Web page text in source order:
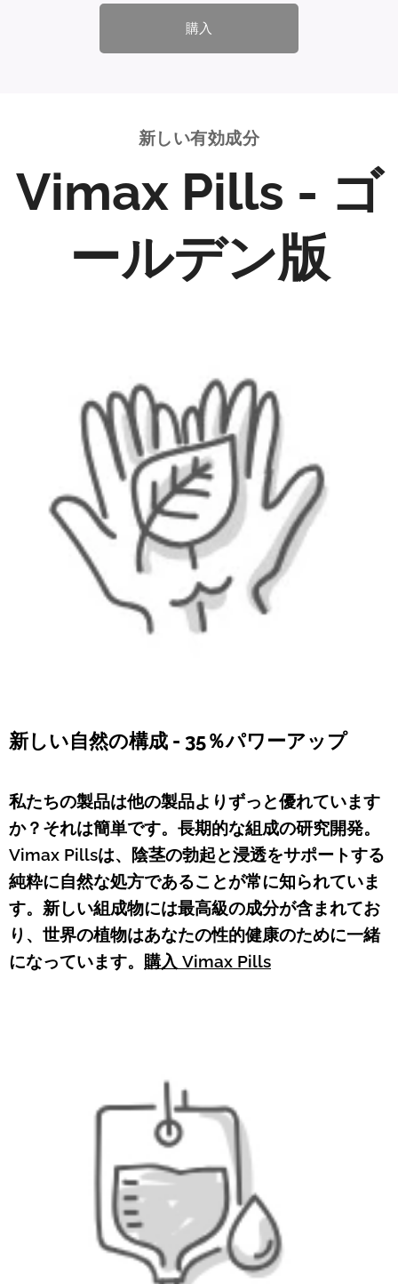
購入
新しい有効成分
Vimax Pills - ゴ
ールデン版
新しい自然の構成 - 35％パワーアップ
私たちの製品は他の製品よりずっと優れています
か？それは簡単です。長期的な組成の研究開発。
Vimax Pillsは、陰茎の勃起と浸透をサポートする
純粋に自然な処方であることが常に知られていま
す。新しい組成物には最高級の成分が含まれてお
り、世界の植物はあなたの性的健康のために一緒
になっています。 購入 Vimax Pills